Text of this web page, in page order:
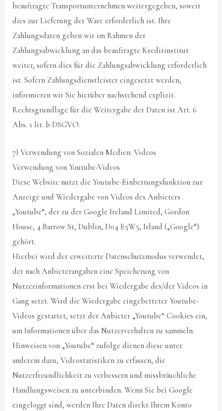
beauftragte Transportunternehmen weitergegeben, soweit
dies zur Lieferung der Ware erforderlich ist. Ihre
Zahlungsdaten geben wir im Rahmen der
Zahlungsabwicklung an das beauftragte Kreditinstitut
weiter, sofern dies für die Zahlungsabwicklung erforderlich
ist. Sofern Zahlungsdienstleister eingesetzt werden,
informieren wir Sie hierüber nachstehend explizit.
Rechtsgrundlage für die Weitergabe der Daten ist Art. 6
Abs. 1 lit. b DSGVO.
7) Verwendung von Sozialen Medien: Videos
Verwendung von Youtube-Videos
Diese Website nutzt die Youtube-Einbettungsfunktion zur
Anzeige und Wiedergabe von Videos des Anbieters
„Youtube“, der zu der Google Ireland Limited, Gordon
House, 4 Barrow St, Dublin, D04 E5W5, Irland („Google“)
gehört.
Hierbei wird der erweiterte Datenschutzmodus verwendet,
der nach Anbieterangaben eine Speicherung von
Nutzerinformationen erst bei Wiedergabe des/der Videos in
Gang setzt. Wird die Wiedergabe eingebetteter Youtube-
Videos gestartet, setzt der Anbieter „Youtube“ Cookies ein,
um Informationen über das Nutzerverhalten zu sammeln.
Hinweisen von „Youtube“ zufolge dienen diese unter
anderem dazu, Videostatistiken zu erfassen, die
Nutzerfreundlichkeit zu verbessern und missbräuchliche
Handlungsweisen zu unterbinden. Wenn Sie bei Google
eingeloggt sind, werden Ihre Daten direkt Ihrem Konto